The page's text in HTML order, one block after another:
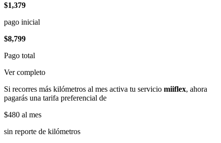
$1,379
pago inicial
$8,799
Pago total
Ver completo
Si recorres más kilómetros al mes activa tu servicio miiflex, ahora
pagarás una tarifa preferencial de
$480 al mes
sin reporte de kilómetros